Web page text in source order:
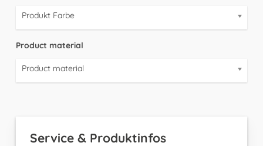
Produkt Farbe
Product material
Product material
Service & Produktinfos